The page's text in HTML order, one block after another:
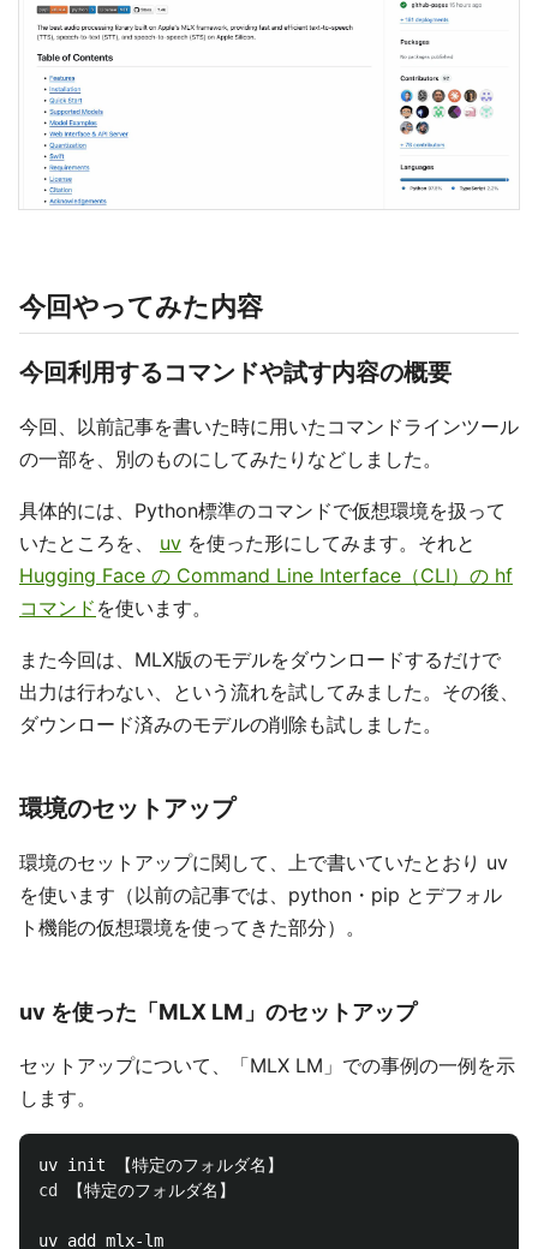
今回やってみた内容
今回利用するコマンドや試す内容の概要
今回、以前記事を書いた時に用いたコマンドラインツール
の一部を、別のものにしてみたりなどしました。
具体的には、Python標準のコマンドで仮想環境を扱って
いたところを、 uv を使った形にしてみます。それと
Hugging Face の Command Line Interface（CLI）の hf
コマンド を使います。
また今回は、MLX版のモデルをダウンロードするだけで
出力は行わない、という流れを試してみました。その後、
ダウンロード済みのモデルの削除も試しました。
環境のセットアップ
環境のセットアップに関して、上で書いていたとおり uv
を使います（以前の記事では、python・pip とデフォル
ト機能の仮想環境を使ってきた部分）。
uv を使った「MLX LM」のセットアップ
セットアップについて、「MLX LM」での事例の一例を示
します。
cd
【特定のフォルダ名】